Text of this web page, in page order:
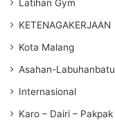
Latihan Gym
KETENAGAKERJAAN
Kota Malang
Asahan-Labuhanbatu
Internasional
Karo – Dairi – Pakpak